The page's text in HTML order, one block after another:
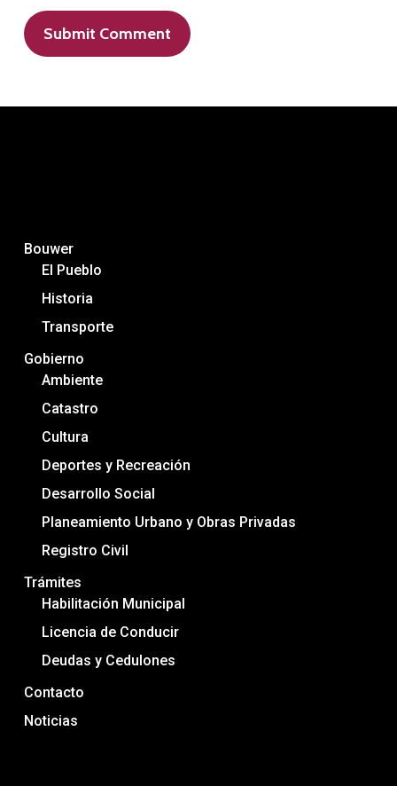
Bouwer
El Pueblo
Historia
Transporte
Gobierno
Ambiente
Catastro
Cultura
Deportes y Recreación
Desarrollo Social
Planeamiento Urbano y Obras Privadas
Registro Civil
Trámites
Habilitación Municipal
Licencia de Conducir
Deudas y Cedulones
Contacto
Noticias